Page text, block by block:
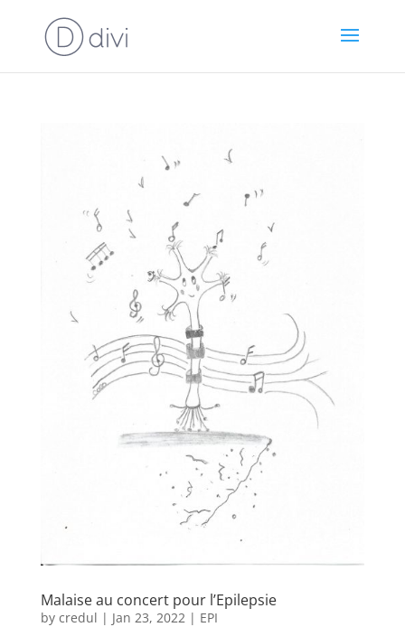
Malaise au concert pour l’Epilepsie
by credul | Jan 23, 2022 | EPI